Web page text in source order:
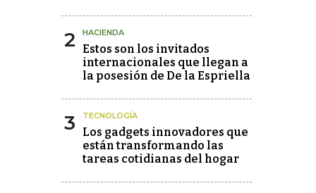
2 HACIENDA
Estos son los invitados
internacionales que llegan a
la posesión de De la Espriella
3 TECNOLOGÍA
Los gadgets innovadores que
están transformando las
tareas cotidianas del hogar